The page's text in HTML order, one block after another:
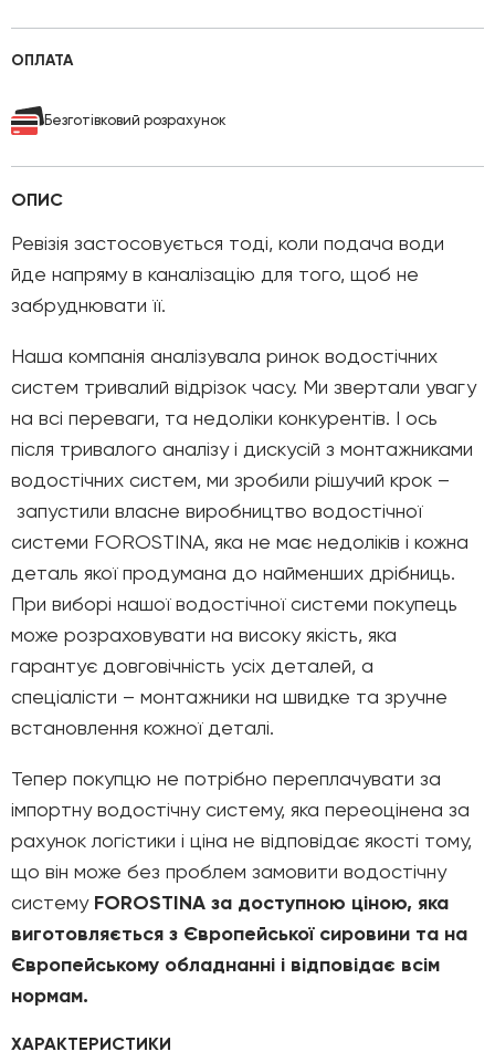
ОПЛАТА
Безготівковий розрахунок
ХАРАКТЕРИСТИКИ
ОПИС
Ревізія застосовується тоді, коли подача води
йде напряму в каналізацію для того, щоб не
забруднювати її.
Наша компанія аналізувала ринок водостічних
систем тривалий відрізок часу. Ми звертали увагу
на всі переваги, та недоліки конкурентів. І ось
після тривалого аналізу і дискусій з монтажниками
водостічних систем, ми зробили рішучий крок –
запустили власне виробництво водостічної
системи FOROSTINA, яка не має недоліків і кожна
деталь якої продумана до найменших дрібниць.
При виборі нашої водостічної системи покупець
може розраховувати на високу якість, яка
гарантує довговічність усіх деталей, а
спеціалісти – монтажники на швидке та зручне
встановлення кожної деталі.
Тепер покупцю не потрібно переплачувати за
імпортну водостічну систему, яка переоцінена за
рахунок логістики і ціна не відповідає якості тому,
що він може без проблем замовити водостічну
систему FOROSTINA за доступною ціною, яка
виготовляється з Європейської сировини та на
Європейському обладнанні і відповідає всім
нормам.